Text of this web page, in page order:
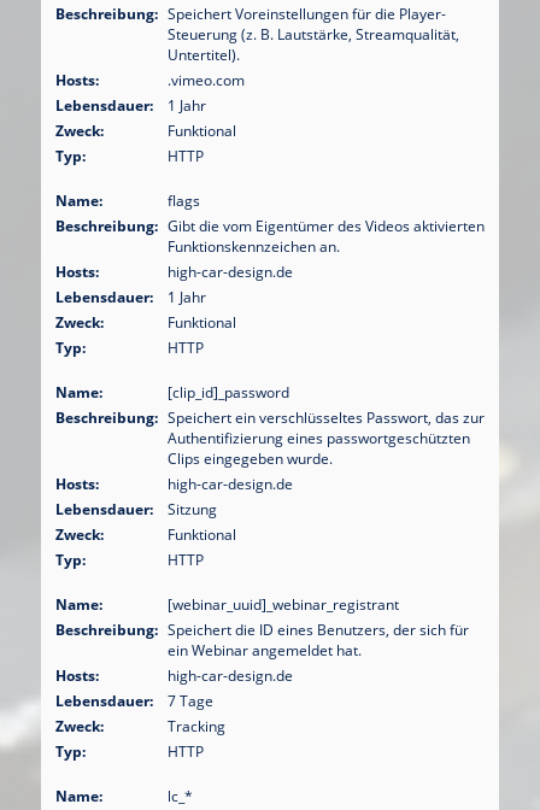
Beschreibung: Speichert Voreinstellungen für die Player-
Steuerung (z. B. Lautstärke, Streamqualität,
Untertitel).
Hosts:
.vimeo.com
Lebensdauer:
1 Jahr
Zweck:
Funktional
Typ:
HTTP
Name:
flags
Beschreibung: Gibt die vom Eigentümer des Videos aktivierten
Funktionskennzeichen an.
Hosts:
high-car-design.de
Lebensdauer:
1 Jahr
Zweck:
Funktional
Typ:
HTTP
Name:
[clip_id]_password
Beschreibung: Speichert ein verschlüsseltes Passwort, das zur
Authentifizierung eines passwortgeschützten
Clips eingegeben wurde.
Hosts:
high-car-design.de
Lebensdauer:
Sitzung
Zweck:
Funktional
Typ:
HTTP
Name:
[webinar_uuid]_webinar_registrant
Beschreibung: Speichert die ID eines Benutzers, der sich für
ein Webinar angemeldet hat.
Hosts:
high-car-design.de
Lebensdauer:
7 Tage
Zweck:
Tracking
Typ:
HTTP
Name:
lc_*